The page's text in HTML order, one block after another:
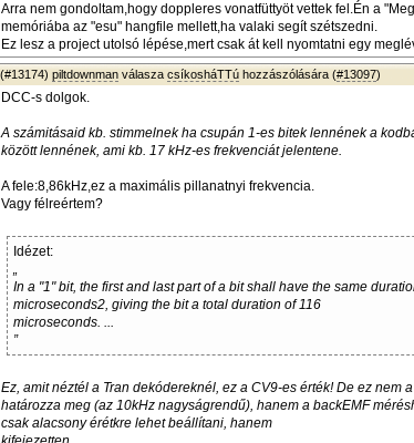
Arra nem gondoltam,hogy doppleres vonatfüttyöt vettek fel.Én a
memóriába az "esu" hangfile mellett,ha valaki segít szétszedni.
Ez lesz a project utolsó lépése,mert csak át kell nyomtatni egy
(#13174) piltdownman válasza csíkosháTTú hozzászólására (#13097)
DCC-s dolgok.
A számitásaid kb. stimmelnek ha csupán 1-es bitek lennének a
között lennének, ami kb. 17 kHz-es frekvenciát jelentene.
A fele:8,86kHz,ez a maximális pillanatnyi frekvencia.
Vagy félreértem?
Idézet:
„
In a "1" bit, the first and last part of a bit shall have the same
microseconds2, giving the bit a total duration of 116
microseconds. ...
”
Ez, amit néztél a Tran dekódereknél, ez a CV9-es érték! De ez nem
határozza meg (az 10kHz nagyságrendű), hanem a backEMF
csak alacsony érétkre lehet beállítani, hanem